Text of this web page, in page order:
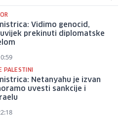
Vidimo genocid,
prekinuti diplomatske
PALESTINI
Netanyahu je izvan
uvesti sankcije i